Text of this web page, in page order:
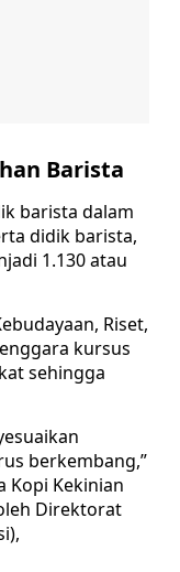
Barista
barista dalam
didik barista,
1.130 atau
Riset,
kursus
sehingga
berkembang,”
Kopi Kekinian
Direktorat